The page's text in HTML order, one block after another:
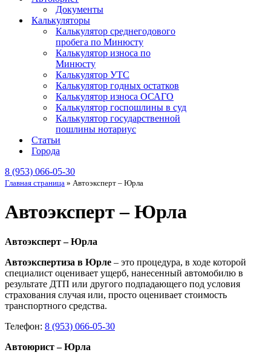
Документы
Калькуляторы
Калькулятор среднегодового
пробега по Минюсту
Калькулятор износа по
Минюсту
Калькулятор УТС
Калькулятор годных остатков
Калькулятор износа ОСАГО
Калькулятор госпошлины в суд
Калькулятор государственной
пошлины нотариус
Статьи
Города
8 (953) 066-05-30
Главная страница » Автоэксперт – Юрла
Автоэксперт – Юрла
Автоэксперт – Юрла
Автоэкспертиза в Юрле – это процедура, в ходе которой
специалист оценивает ущерб, нанесенный автомобилю в
результате ДТП или другого подпадающего под условия
страхования случая или, просто оценивает стоимость
транспортного средства.
Телефон: 8 (953) 066-05-30
Автоюрист – Юрла